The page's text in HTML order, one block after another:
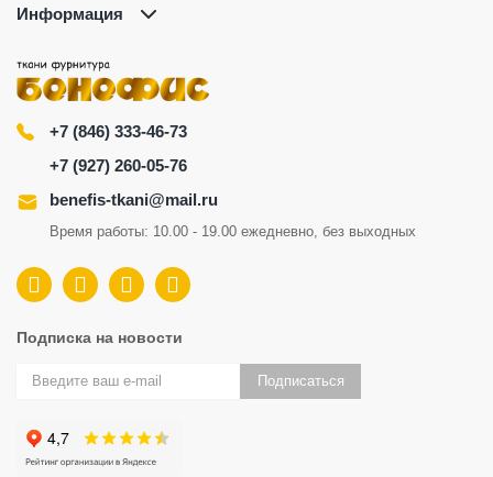
Информация
+7 (846) 333-46-73
+7 (927) 260-05-76
benefis-tkani@mail.ru
Время работы: 10.00 - 19.00 ежедневно, без выходных
Подписка на новости
Подписаться